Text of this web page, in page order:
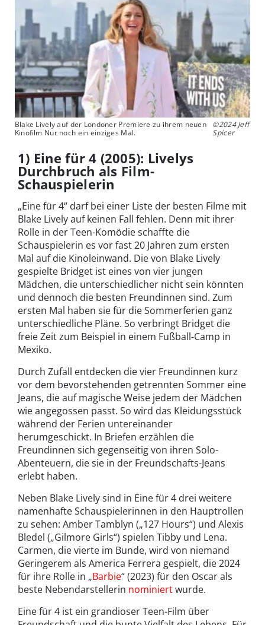
Blake Lively auf der Londoner Premiere zu ihrem neuen
Kinofilm Nur noch ein einziges Mal.
©2024 Jeff
Spicer
1) Eine für 4 (2005): Livelys
Durchbruch als Film-
Schauspielerin
„Eine für 4“ darf bei einer Liste der besten Filme mit
Blake Lively auf keinen Fall fehlen. Denn mit ihrer
Rolle in der Teen-Komödie schaffte die
Schauspielerin es vor fast 20 Jahren zum ersten
Mal auf die Kinoleinwand. Die von Blake Lively
gespielte Bridget ist eines von vier jungen
Mädchen, die unterschiedlicher nicht sein könnten
und dennoch die besten Freundinnen sind. Zum
ersten Mal haben sie für die Sommerferien ganz
unterschiedliche Pläne. So verbringt Bridget die
freie Zeit zum Beispiel in einem Fußball-Camp in
Mexiko.
Durch Zufall entdecken die vier Freundinnen kurz
vor dem bevorstehenden getrennten Sommer eine
Jeans, die auf magische Weise jedem der Mädchen
wie angegossen passt. So wird das Kleidungsstück
während der Ferien untereinander
herumgeschickt. In Briefen erzählen die
Freundinnen sich gegenseitig von ihren Solo-
Abenteuern, die sie in der Freundschafts-Jeans
erlebt haben.
Neben Blake Lively sind in Eine für 4 drei weitere
namenhafte Schauspielerinnen in den Hauptrollen
zu sehen: Amber Tamblyn („127 Hours“) und Alexis
Bledel („Gilmore Girls“) spielen Tibby und Lena.
Carmen, die vierte im Bunde, wird von niemand
Geringerem als America Ferrera gespielt, die 2024
für ihre Rolle in „Barbie“ (2023) für den Oscar als
beste Nebendarstellerin nominiertwurde.
Eine für 4 ist ein grandioser Teen-Film über